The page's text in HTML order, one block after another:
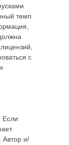
темп
с
Если
Автор и/